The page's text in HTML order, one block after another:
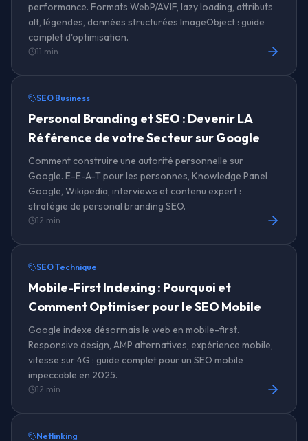
performance. Formats WebP/AVIF, lazy loading, attributs
alt, légendes, données structurées ImageObject : guide
complet d'optimisation.
11 min
SEO Business
Personal Branding et SEO : Devenir LA
Référence de votre Secteur sur Google
Comment construire une autorité personnelle sur
Google. E-E-A-T pour les personnes, Knowledge Panel
Google, Wikipedia, interviews et contenu expert :
stratégie de personal branding SEO.
12 min
SEO Technique
Mobile-First Indexing : Pourquoi et
Comment Optimiser pour le SEO Mobile
Google indexe désormais le web en mobile-first.
Responsive design, AMP alternatives, expérience mobile,
vitesse sur 4G : guide complet pour un SEO mobile
impeccable en 2025.
12 min
Netlinking